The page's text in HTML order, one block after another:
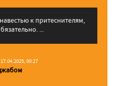
к притеснителям,
...
17.04.2025, 00:27